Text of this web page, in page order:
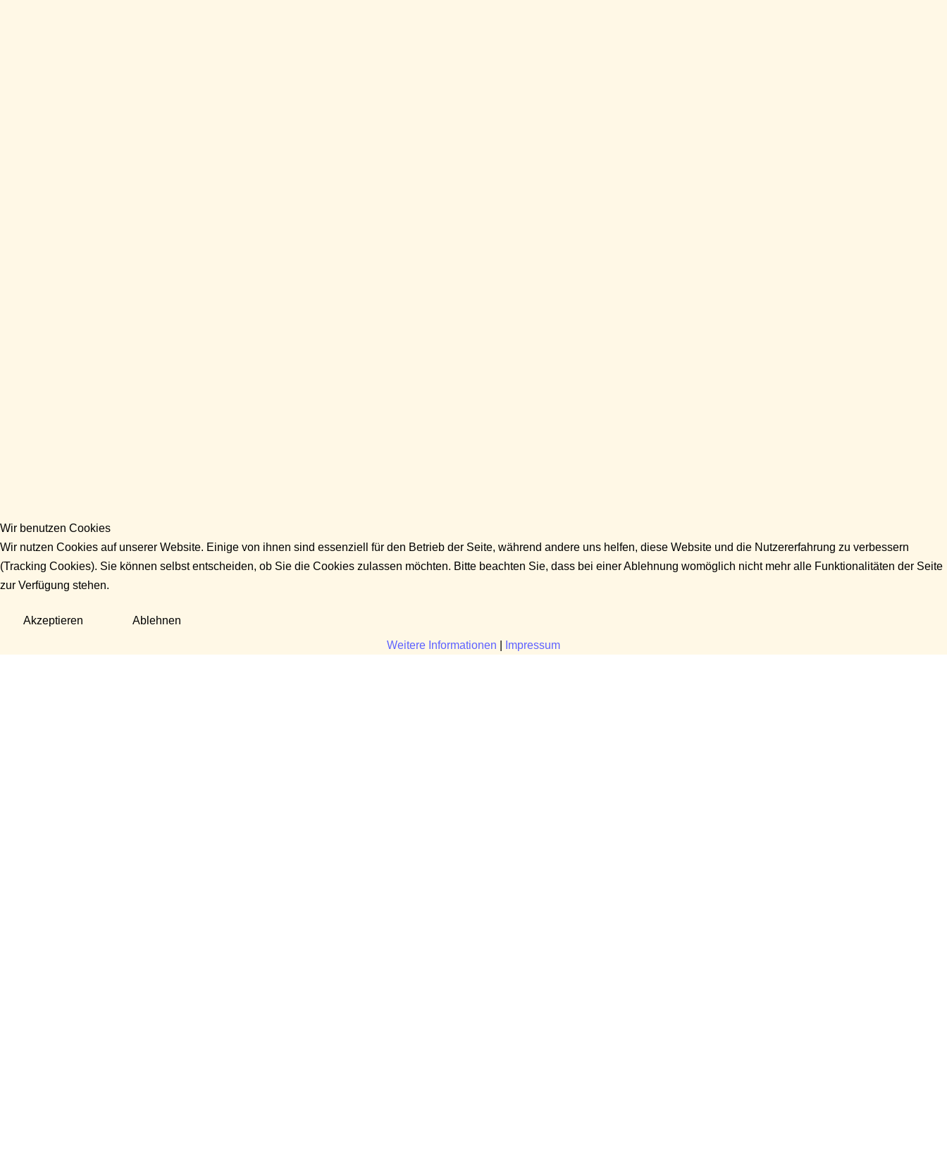
Wir benutzen Cookies
Wir nutzen Cookies auf unserer Website. Einige von ihnen sind essenziell für den Betrieb der Seite, während andere uns helfen, diese Website und die Nutzererfahrung zu verbessern
(Tracking Cookies). Sie können selbst entscheiden, ob Sie die Cookies zulassen möchten. Bitte beachten Sie, dass bei einer Ablehnung womöglich nicht mehr alle Funktionalitäten der Seite
zur Verfügung stehen.
Akzeptieren Ablehnen
Weitere Informationen Impressum